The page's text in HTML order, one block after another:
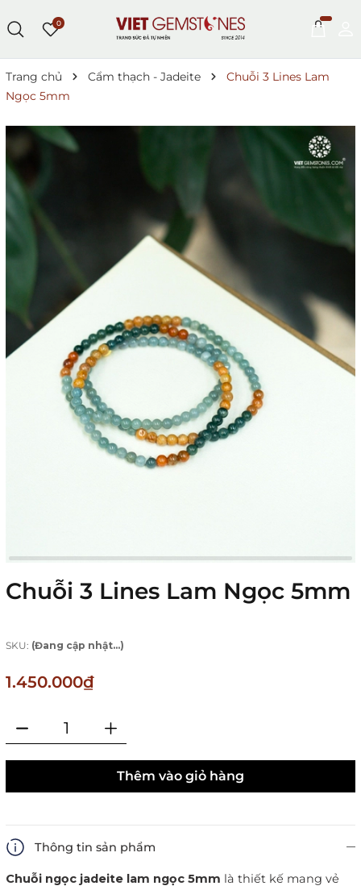
0
Trang chủ Cẩm thạch - Jadeite
Chuỗi 3 Lines Lam
Ngọc 5mm
Chuỗi 3 Lines Lam Ngọc 5mm
SKU: (Đang cập nhật...)
1.450.000₫
Thêm vào giỏ hàng
Thông tin sản phẩm
Chuỗi ngọc jadeite lam ngọc 5mm là thiết kế mang vẻ